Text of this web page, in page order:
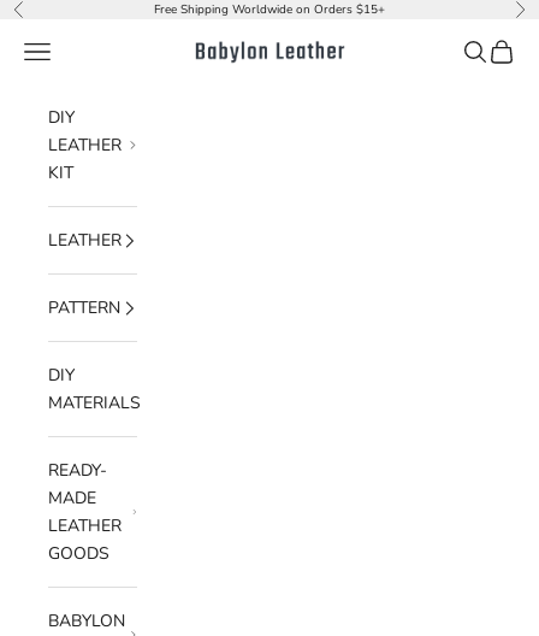
내용으로 건너뛰기
이전 Free Shipping Worldwide on Orders $15+ 다
Babylon Leather
메뉴 검색장바
DIY
LEATHER
KIT
LEATHER
PATTERN
DIY
MATERIALS
READY-
MADE
LEATHER
GOODS
BABYLON